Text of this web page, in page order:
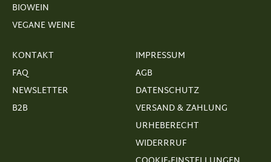
BIOWEIN
VEGANE WEINE
KONTAKT
FAQ
NEWSLETTER
B2B
IMPRESSUM
AGB
DATENSCHUTZ
VERSAND & ZAHLUNG
URHEBERECHT
WIDERRRUF